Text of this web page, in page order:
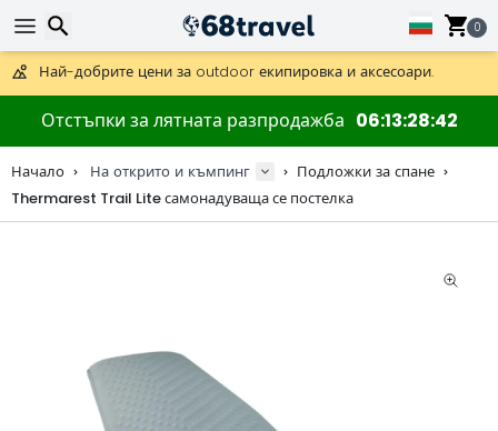
0
Предлага се и DHL Express за една нощ.
30 дни за връщане, 90 дни за дървени карти и декорации.
Най-добрите цени за outdoor екипировка и аксесоари.
Отстъпки за лятната разпродажба 06132842
Начало На открито и къмпинг
Подложки за спане
Thermarest Trail Lite самонадуваща се постелка
Търсене